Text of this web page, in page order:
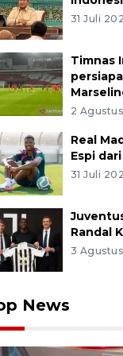
31 Juli
Timnas
2
Real
Espi
31 Juli
Randal
3
News